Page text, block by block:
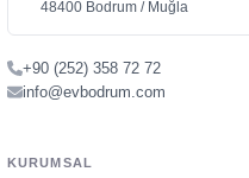
48400 Bodrum / Muğla
+90 (252) 358 72 72
info@evbodrum.com
KURUMSAL